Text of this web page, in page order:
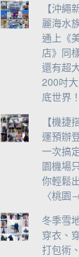
【沖繩
麗海水
通上《
店》同
還有超
200吋
底世界！
【機捷
運預辦
一次搞
園機場
你輕鬆
〈桃園
冬季雪
穿衣、
打包術